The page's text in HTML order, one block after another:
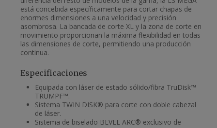
está concebida específicamente para cortar chapas de
enormes dimensiones a una velocidad y precisión
asombrosa. La bancada de corte XL y la zona de corte en
movimiento proporcionan la máxima flexibilidad en todas
las dimensiones de corte, permitiendo una producción
continua.
Especificaciones
Equipada con láser de estado sólido/fibra TruDisk™
TRUMPF™.
Sistema TWIN DISK® para corte con doble cabezal
de láser.
Sistema de biselado BEVEL ARC® exclusivo de